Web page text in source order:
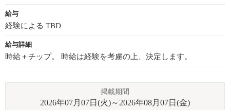
給与
経験による TBD
給与詳細
時給＋チップ。 時給は経験を考慮の上、決定します。
掲載期間
2026年07月07日(火)～2026年08月07日(金)